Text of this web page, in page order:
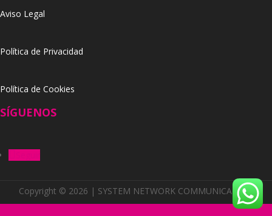
Aviso Legal
Política de Privacidad
Política de Cookies
SÍGUENOS
Copyright © 2026 | SYSTEM NETWORK COMMUNICATION